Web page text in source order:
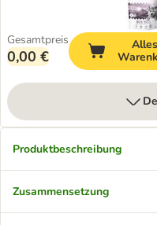
Gesamtpreis
0,00 €
Produktbeschreibung
Zusammensetzung